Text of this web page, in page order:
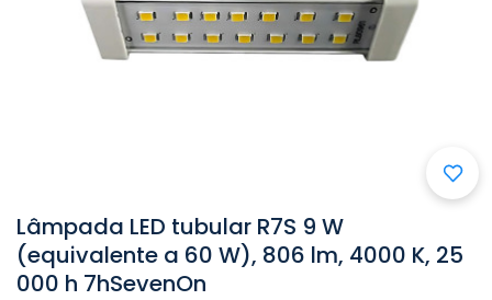
Lâmpada LED tubular R7S 9 W
(equivalente a 60 W), 806 lm, 4000 K, 25
000 h 7hSevenOn